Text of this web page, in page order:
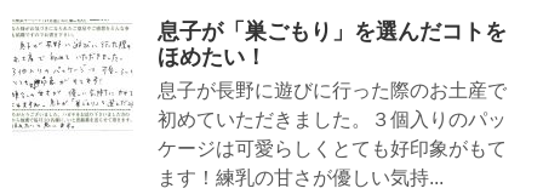
息子が「巣ごもり」を選んだコトを
ほめたい！
息子が長野に遊びに行った際のお土産で
初めていただきました。３個入りのパッ
ケージは可愛らしくとても好印象がもて
ます！練乳の甘さが優しい気持...